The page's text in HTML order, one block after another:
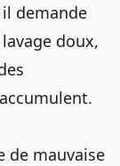
demande
doux,
de mauvaise